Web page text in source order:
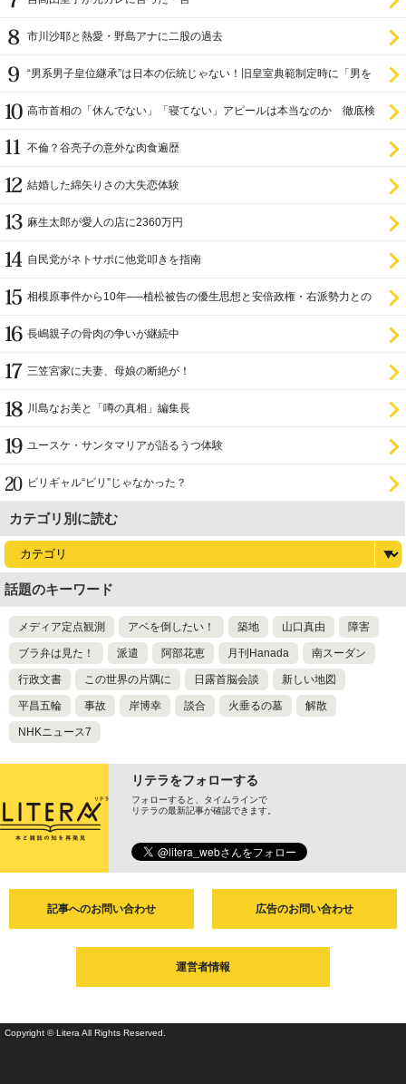
市川沙耶と熱愛・野島アナに二股の過去
“男系男子皇位継承”は日本の伝統じゃない！旧皇室典範制定時に「男を
高市首相の「休んでない」「寝てない」アピールは本当なのか 徹底検
不倫？谷亮子の意外な肉食遍歴
結婚した綿矢りさの大失恋体験
麻生太郎が愛人の店に2360万円
自民党がネトサポに他党叩きを指南
相模原事件から10年──植松被告の優生思想と安倍政権・右派勢力との
長嶋親子の骨肉の争いが継続中
三笠宮家に夫妻、母娘の断絶が！
川島なお美と「噂の真相」編集長
ユースケ・サンタマリアが語るうつ体験
ビリギャル“ビリ”じゃなかった？
カテゴリ別に読む
話題のキーワード
メディア定点観測 アベを倒したい！ 築地 山口真由 障害
ブラ弁は見た！ 派遣 阿部花恵 月刊Hanada 南スーダン
行政文書 この世界の片隅に 日露首脳会談 新しい地図
平昌五輪 事故 岸博幸 談合 火垂るの墓 解散
NHKニュース7
リテラをフォローする
フォローすると、タイムラインで
リテラの最新記事が確認できます。
記事へのお問い合わせ 広告のお問い合わせ
運営者情報
Copyright © Litera All Rights Reserved.